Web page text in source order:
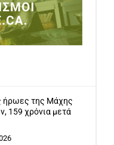
ήρωες της Μάχης
159 χρόνια μετά